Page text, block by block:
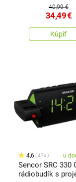
40,99 €
34,49€
Kúpiť
4,6 47x u
Sencor SRC 330
rádiobudík s